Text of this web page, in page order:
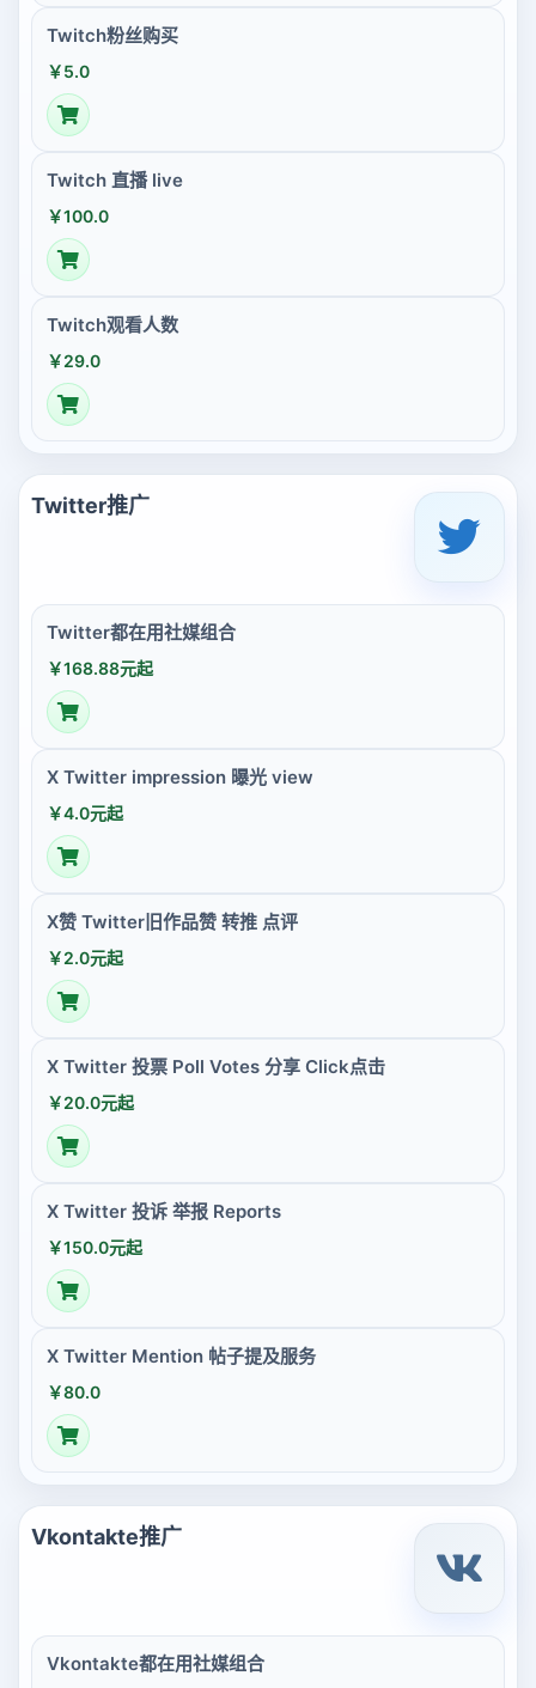
Twitch粉丝购买
￥5.0
Twitch 直播 live
￥100.0
Twitch观看人数
￥29.0
Twitter推广
Twitter都在用社媒组合
￥168.88元起
X Twitter impression 曝光 view
￥4.0元起
X赞 Twitter旧作品赞 转推 点评
￥2.0元起
X Twitter 投票 Poll Votes 分享 Click点击
￥20.0元起
X Twitter 投诉 举报 Reports
￥150.0元起
X Twitter Mention 帖子提及服务
￥80.0
Vkontakte推广
Vkontakte都在用社媒组合